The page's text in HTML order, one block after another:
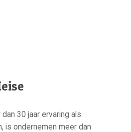
30 jaar ervaring als
is ondernemen meer dan